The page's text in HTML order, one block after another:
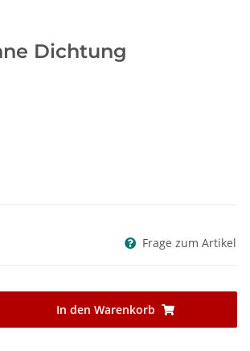
Dichtung
Frage zum Artikel
In den Warenkorb